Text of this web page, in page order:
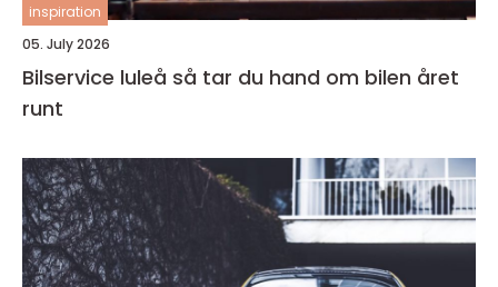
inspiration
05. July 2026
Bilservice luleå så tar du hand om bilen året
runt